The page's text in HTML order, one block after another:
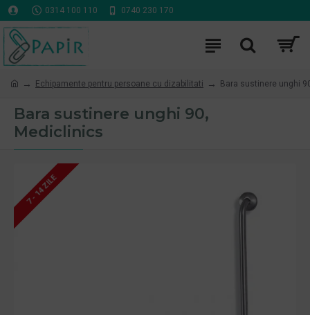
0314 100 110 0740 230 170
Echipamente pentru persoane cu dizabilitati Bara sustinere unghi
Bara sustinere unghi 90,
Mediclinics
7 - 14 ZILE